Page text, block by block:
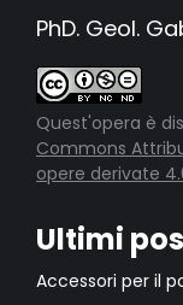
PhD. Geol.
Quest'opera è
Commons
opere derivate
Ultimi
Accessori per il